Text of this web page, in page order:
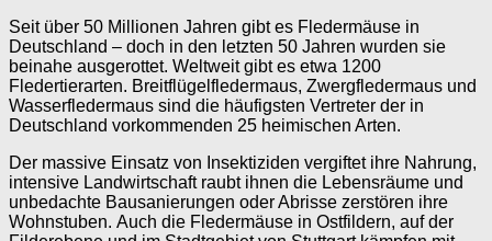
Seit über 50 Millionen Jahren gibt es Fledermäuse in
Deutschland – doch in den letzten 50 Jahren wurden sie
beinahe ausgerottet. Weltweit gibt es etwa 1200
Fledertierarten. Breitflügelfledermaus, Zwergfledermaus und
Wasserfledermaus sind die häufigsten Vertreter der in
Deutschland vorkommenden 25 heimischen Arten.
Der massive Einsatz von Insektiziden vergiftet ihre Nahrung,
intensive Landwirtschaft raubt ihnen die Lebensräume und
unbedachte Bausanierungen oder Abrisse zerstören ihre
Wohnstuben. Auch die Fledermäuse in Ostfildern, auf der